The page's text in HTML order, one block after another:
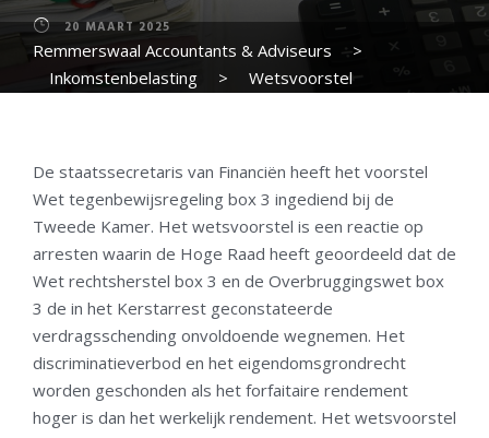
20 MAART 2025
Remmerswaal Accountants & Adviseurs
>
Inkomstenbelasting
>
Wetsvoorstel
De staatssecretaris van Financiën heeft het voorstel
Wet tegenbewijsregeling box 3 ingediend bij de
Tweede Kamer. Het wetsvoorstel is een reactie op
arresten waarin de Hoge Raad heeft geoordeeld dat de
Wet rechtsherstel box 3 en de Overbruggingswet box
3 de in het Kerstarrest geconstateerde
verdragsschending onvoldoende wegnemen. Het
discriminatieverbod en het eigendomsgrondrecht
worden geschonden als het forfaitaire rendement
hoger is dan het werkelijk rendement. Het wetsvoorstel